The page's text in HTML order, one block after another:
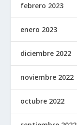
febrero 2023
enero 2023
diciembre 2022
noviembre 2022
octubre 2022